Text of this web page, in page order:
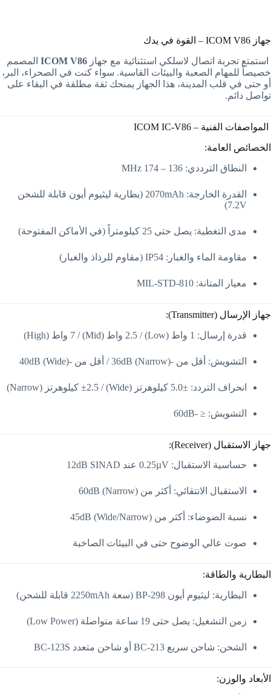
جهاز ICOM V86 – القوة في يدك
استمتع تجربة اتصال لاسلكي استثنائية مع جهاز ICOM V86 المصمم
خصيصاً للمهام الصعبة والبيئات القاسية. سواء كنت في الصحراء، البر،
أو حتى في قلب المدينة، هذا الجهاز يمنحك ثقة مطلقة في البقاء على
تواصل دائم.
المواصفات الفنية – ICOM IC-V86
الخصائص العامة:
النطاق الترددي: 136 – 174 MHz
القدرة الخارجة: 2070mAh (بطارية ليثيوم أيون قابلة للشحن
7.2V)
مدى التغطية: يصل حتى 25 كيلومتراً (في الأماكن المفتوحة)
مقاومة الماء والغبار: IP54 (مقاوم للرذاذ والغبار)
معيار المتانة: MIL-STD-810
جهاز الإرسال (Transmitter):
قدرة إرسال: 1 واط (Low) / 2.5 واط (Mid) / 7 واط (High)
التشويش: أقل من -36dB (Narrow) / أقل من -40dB (Wide)
انحراف التردد: ±5.0 كيلوهرتز (Wide) / ±2.5 كيلوهرتز (Narrow)
التشويش: ≤ -60dB
جهاز الاستقبال (Receiver):
حساسية الاستقبال: 0.25µV عند 12dB SINAD
الاستقبال الانتقائي: أكثر من 60dB (Narrow)
نسبة الضوضاء: أكثر من 45dB (Wide/Narrow)
صوت عالي الوضوح حتى في البيئات الصاخبة
البطارية والطاقة:
البطارية: ليثيوم أيون BP-298 (سعة 2250mAh قابلة للشحن)
زمن التشغيل: يصل حتى 19 ساعة متواصلة (Low Power)
الشحن: شاحن سريع BC-213 أو شاحن متعدد BC-123S
الأبعاد والوزن: